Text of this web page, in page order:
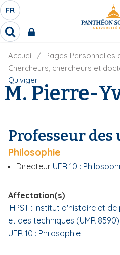
A
l
l
e
S
É
L
E
C
T
E
U
E
L
U
E
F
R
FR
R
c
h
e
r
c
r
F
i
d
'
A
a
n
e
Accueil
Pages Personnelles
Chercheurs, chercheurs et
Quiviger
M. Pierre-
Professeur
Philosophie
Directeur UFR 10 :
Affectation(s)
IHPST : Institut d'histoire et
et des techniques (UMR 8590)
UFR 10 : Philosophie